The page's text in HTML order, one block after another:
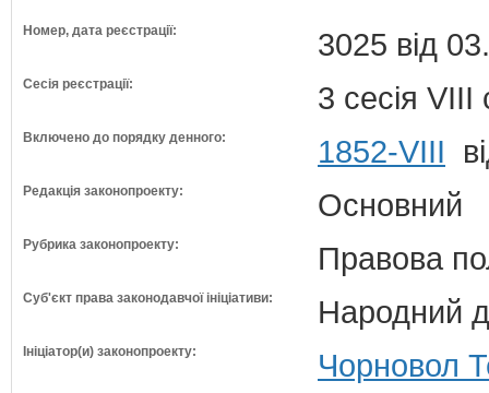
Номер, дата реєстрації: 3025 від
Сесія реєстрації: 3 сесія VIII
Включено до порядку денного: 1852-VIII
Редакція законопроекту: Основний
Рубрика законопроекту: Правова
Суб'єкт права законодавчої ініціативи: Народний
Ініціатор(и) законопроекту:
Чорновол